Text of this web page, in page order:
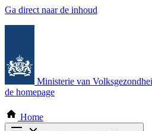
Ga direct naar de inhoud
Ministerie van
de homepage
Home